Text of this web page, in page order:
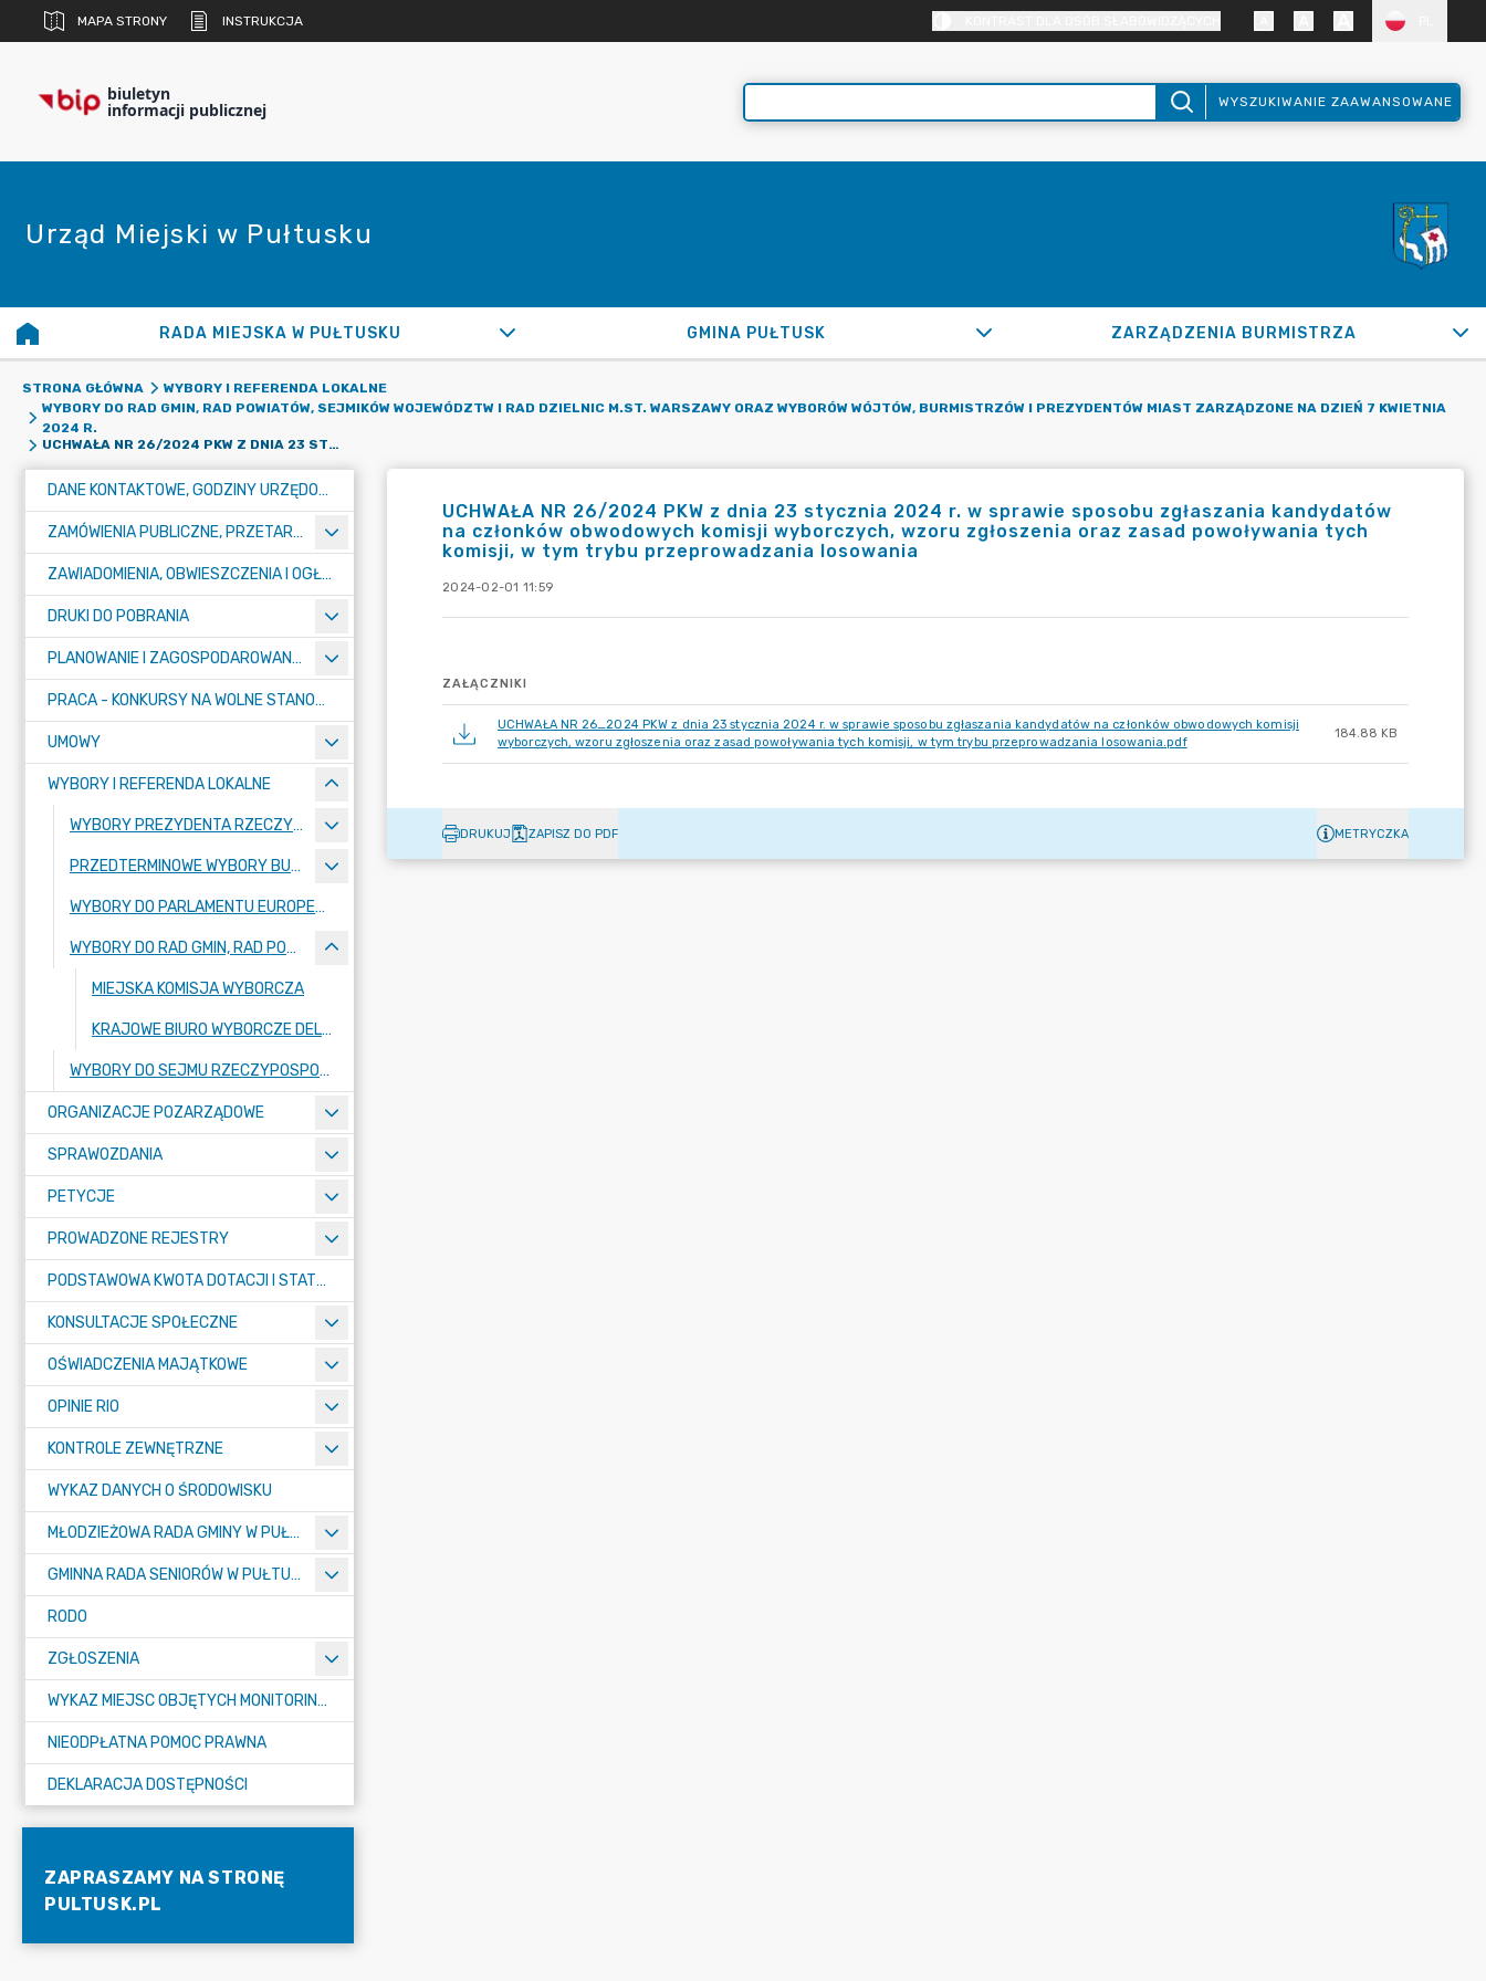
MAPA STRONY INSTRUKCJA
biuletyn
informacji publicznej WYSZUKIWANIE ZAAWANSOWANE
Urząd Miejski w Pułtusku
RADA MIEJSKA W PUŁTUSKU GMINA PUŁTUSK ZARZĄDZENIA BURMISTRZA
STRONA GŁÓWNA
WYBORY I REFERENDA LOKALNE
WYBORY DO RAD GMIN, RAD POWIATÓW, SEJMIKÓW WOJEWÓDZTW I RAD DZIELNIC M.ST. WARSZAWY ORAZ WYBORÓW WÓJTÓW, BURMISTRZÓW I PREZYDENTÓW MIAST ZARZĄDZONE NA DZIEŃ 7 KWIETNIA
2024 R.
UCHWAŁA NR 26/2024 PKW Z DNIA 23 STYCZNIA 2024 R. W SPRAWIE SPOSOBU ZGŁASZANIA KANDYDATÓW NA CZŁONKÓW OBWODOWYCH KOMISJI WYBORCZYCH, WZORU ZGŁOSZENIA ORAZ ZASAD POWOŁYWANIA TYCH KOMISJI, W TYM TRYBU PRZEPROWADZANIA LOSOWANIA
DANE KONTAKTOWE, GODZINY URZĘDOWANIA I NUMER KONTA BANKOWEGO
ZAMÓWIENIA PUBLICZNE, PRZETARGI, KONKURSY
ZAWIADOMIENIA, OBWIESZCZENIA I OGŁOSZENIA
DRUKI DO POBRANIA
PLANOWANIE I ZAGOSPODAROWANIE PRZESTRZENNE
PRACA - KONKURSY NA WOLNE STANOWISKA
UMOWY
WYBORY I REFERENDA LOKALNE
WYBORY PREZYDENTA RZECZYPOSPOLITEJ POLSKIEJ 2025
PRZEDTERMINOWE WYBORY BURMISTRZA MIASTA PUŁTUSK
WYBORY DO PARLAMENTU EUROPEJSKIEGO ZARZĄDZONE NA DZIEŃ 9 CZERWCA 2024R.
WYBORY DO RAD GMIN, RAD POWIATÓW, SEJMIKÓW WOJEWÓDZTW I RAD DZIELNIC M.ST. WARSZAWY ORAZ WYBORÓW WÓJTÓW, BURMISTRZÓW I PREZYDENTÓW MIAST ZARZĄDZONE NA DZIEŃ 7 KWIETNIA 2024 R.
MIEJSKA KOMISJA WYBORCZA
KRAJOWE BIURO WYBORCZE DELEGATURA W OSTROŁĘCE
WYBORY DO SEJMU RZECZYPOSPOLITEJ POLSKIEJ I DO SENATU RZECZYPOSPOLITEJ POLSKIEJ ORAZ REFERENDUM OGÓLNOKRAJOWE, ZARZĄDZONE NA DZIEŃ 15 PAŹDZIERNIKA 2023R.
ORGANIZACJE POZARZĄDOWE
SPRAWOZDANIA
PETYCJE
PROWADZONE REJESTRY
PODSTAWOWA KWOTA DOTACJI I STATYSTYCZNA LICZBA UCZNIÓW
KONSULTACJE SPOŁECZNE
OŚWIADCZENIA MAJĄTKOWE
OPINIE RIO
KONTROLE ZEWNĘTRZNE
WYKAZ DANYCH O ŚRODOWISKU
MŁODZIEŻOWA RADA GMINY W PUŁTUSKU
GMINNA RADA SENIORÓW W PUŁTUSKU
RODO
ZGŁOSZENIA
WYKAZ MIEJSC OBJĘTYCH MONITORINGIEM
NIEODPŁATNA POMOC PRAWNA
DEKLARACJA DOSTĘPNOŚCI
ZAPRASZAMY NA STRONĘ
PULTUSK.PL
UCHWAŁA NR 26/2024 PKW z dnia 23 stycznia 2024 r. w sprawie sposobu zgłaszania kandydatów
na członków obwodowych komisji wyborczych, wzoru zgłoszenia oraz zasad powoływania tych
komisji, w tym trybu przeprowadzania losowania
2024-02-01 11:59
ZAŁĄCZNIKI
UCHWAŁA NR 26_2024 PKW z dnia 23 stycznia 2024 r. w sprawie sposobu zgłaszania kandydatów na członków obwodowych komisji
wyborczych, wzoru zgłoszenia oraz zasad powoływania tych komisji, w tym trybu przeprowadzania losowania.pdf
184.88 KB
DRUKUJ ZAPISZ DO PDF METRYCZKA